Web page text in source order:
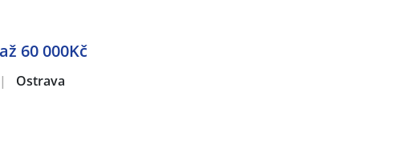
60 000Kč
| Ostrava